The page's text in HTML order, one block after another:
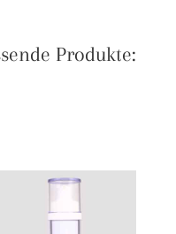
Produkte: